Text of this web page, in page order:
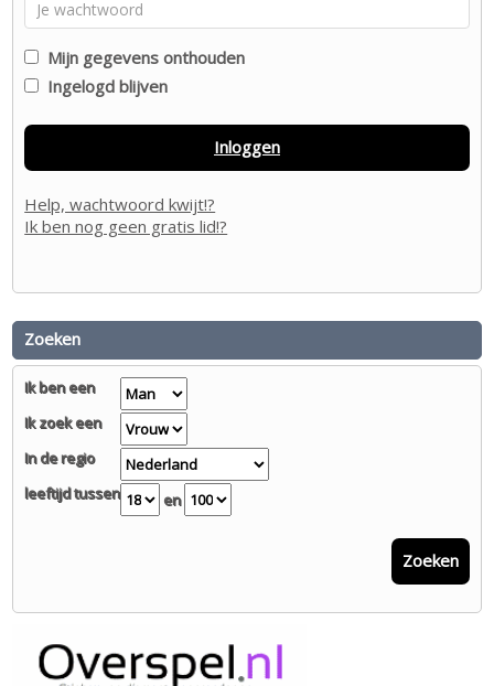
Mijn gegevens onthouden
Ingelogd blijven
Inloggen
Help, wachtwoord kwijt!?
Ik ben nog geen gratis lid!?
Zoeken
Ik ben een
Ik zoek een
In de regio
leeftijd tussen
en
Zoeken